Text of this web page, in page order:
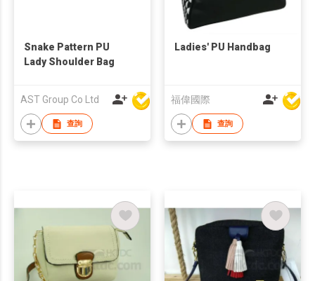
Snake Pattern PU
Lady Shoulder Bag
AST Group Co Ltd
查詢
Ladies' PU Handbag
福偉國際
查詢